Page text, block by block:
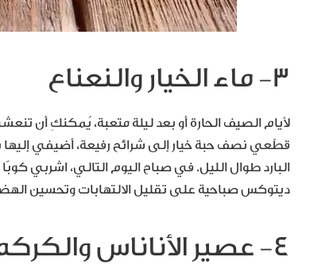
٣- ماء الخيار والنعناع
لأيام الصيف الحارة أو بعد ليلة متعبة، يُمكنكِ أن
قطّعي نصف حبة خيار إلى شرائح رفيعة، أضيفي إليها
البارد طوال الليل. في صباح اليوم التالي، اشربي
ديتوكس صباحية على تقليل الالتهابات وتحسين
٤- عصير الأناناس والكركم